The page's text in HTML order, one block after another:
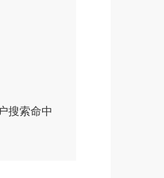
搜索命中